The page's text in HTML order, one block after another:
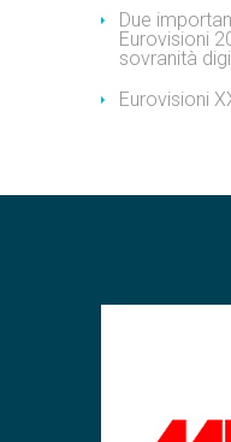
Due
Eurovisioni
sovranità
Eurovisioni